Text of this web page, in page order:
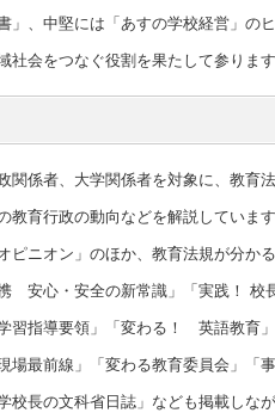
、中堅には「あすの学校経営」の
会をつなぐ役割を果たして参ります
係者、大学関係者を対象に、教育
育行政の動向などを解説しています
ニオン」のほか、教育法規が分か
安心・安全の新常識」「実践！ 校
習指導要領」「変わる！ 英語教育
最前線」「変わる教育委員会」「
校長の文科省日誌」なども掲載しな